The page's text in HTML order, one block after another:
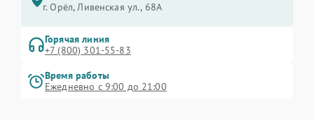
г. Орёл, Ливенская ул., 68А
Горячая линия
+7 (800) 301-55-83
Время работы
Ежедневно с 9:00 до 21:00